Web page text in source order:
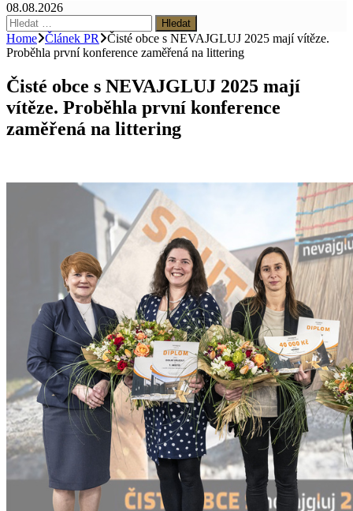
08.08.2026
Vyhledávání
Home Článek PR
Čisté obce s NEVAJGLUJ 2025 mají vítěze.
Proběhla první konference zaměřená na littering
Čisté obce s NEVAJGLUJ 2025 mají
vítěze. Proběhla první konference
zaměřená na littering